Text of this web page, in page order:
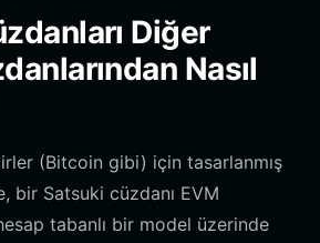
Diğer
Nasıl
(Bitcoin gibi) için tasarlanmış
bir Satsuki cüzdanı EVM
tabanlı bir model üzerinde